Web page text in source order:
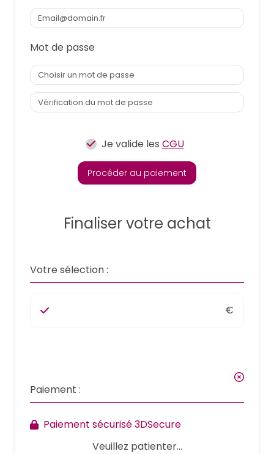
Mot de passe
Je valide les CGU
Procéder au paiement
Finaliser votre achat
Votre sélection :
€
Paiement :
Paiement sécurisé 3DSecure
Veuillez patienter...